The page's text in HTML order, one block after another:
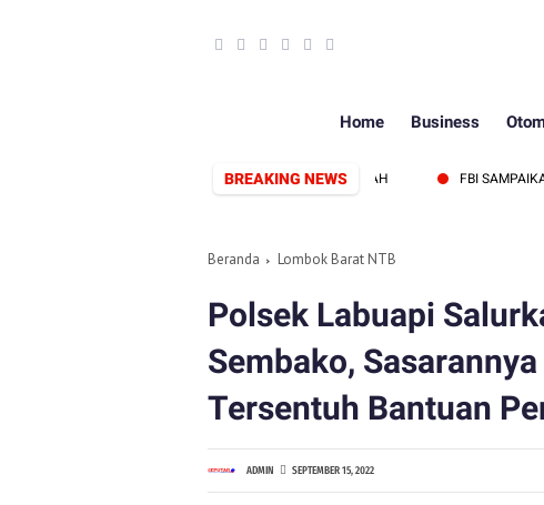
Home Business
BREAKING NEWS
SIAP PERKUAT SINERGI PERS DAN PEMERINTAH FBI SAMPAIKAN 12
Beranda Lombok Barat NTB
Polsek Labuapi
Sembako,
Tersentuh Bantuan
ADMIN SEPTEMBER 15, 2022